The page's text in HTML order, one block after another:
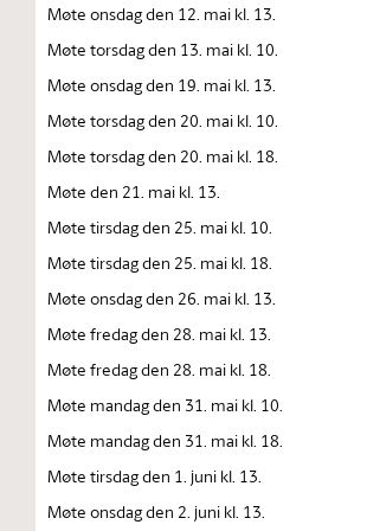
Møte onsdag den 12. mai kl. 13.
Møte torsdag den 13. mai kl. 10.
Møte onsdag den 19. mai kl. 13.
Møte torsdag den 20. mai kl. 10.
Møte torsdag den 20. mai kl. 18.
Møte den 21. mai kl. 13.
Møte tirsdag den 25. mai kl. 10.
Møte tirsdag den 25. mai kl. 18.
Møte onsdag den 26. mai kl. 13.
Møte fredag den 28. mai kl. 13.
Møte fredag den 28. mai kl. 18.
Møte mandag den 31. mai kl. 10.
Møte mandag den 31. mai kl. 18.
Møte tirsdag den 1. juni kl. 13.
Møte onsdag den 2. juni kl. 13.